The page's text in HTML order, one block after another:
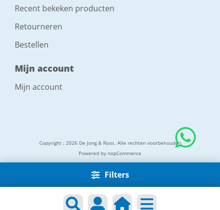
Filters
Recent bekeken producten
Retourneren
Bestellen
Mijn account
Mijn account
Copyright ; 2026 De Jong & Roos. Alle rechten voorbehouden
Powered by nopCommerce